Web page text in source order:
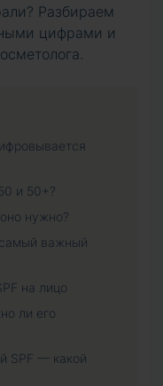
Разбираем
цифрами и
и 50+?
нужно?
важный
на лицо
ли его
SPF — какой